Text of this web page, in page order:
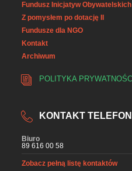
Fundusz Inicjatyw Obywatelskich
Z pomysłem po dotację II
Fundusze dla NGO
Kontakt
Archiwum
POLITYKA PRYWATNOŚCI
KONTAKT
Biuro
89 616 00 58
Zobacz pełną listę kontaktów